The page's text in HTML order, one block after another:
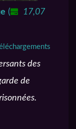
(
17,07
des
de